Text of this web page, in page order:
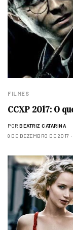
FILMES
CCXP 2017: O
POR BEATRIZ CATARINA
8 DE DEZEMBRO DE 2017